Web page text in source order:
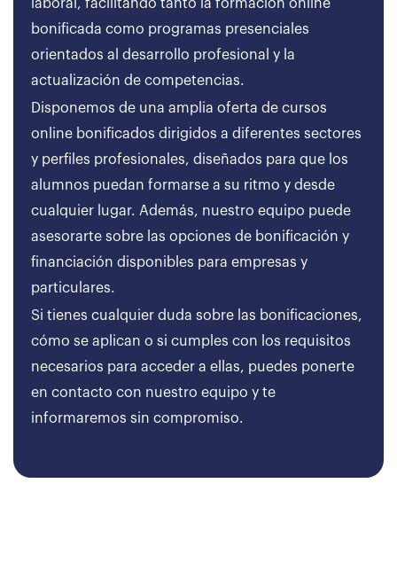
laboral, facilitando tanto la formación online
bonificada como programas presenciales
orientados al desarrollo profesional y la
actualización de competencias.
Disponemos de una amplia oferta de cursos
online bonificados dirigidos a diferentes sectores
y perfiles profesionales, diseñados para que los
alumnos puedan formarse a su ritmo y desde
cualquier lugar. Además, nuestro equipo puede
asesorarte sobre las opciones de bonificación y
financiación disponibles para empresas y
particulares.
Si tienes cualquier duda sobre las bonificaciones,
cómo se aplican o si cumples con los requisitos
necesarios para acceder a ellas, puedes ponerte
en contacto con nuestro equipo y te
informaremos sin compromiso.